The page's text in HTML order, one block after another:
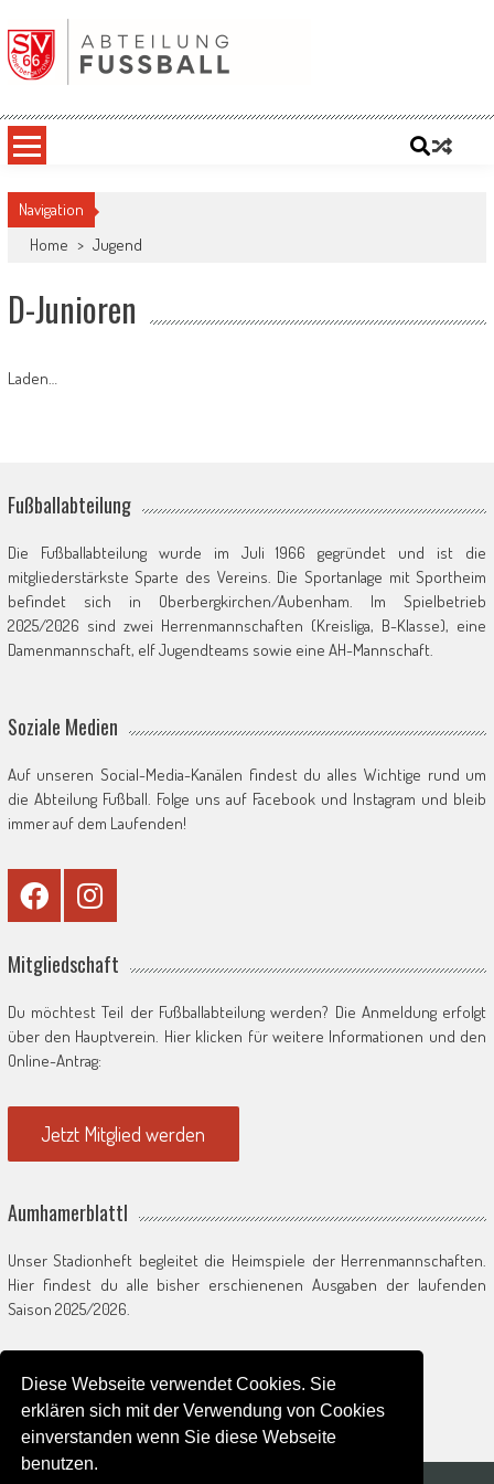
Diese Webseite verwendet Cookies. Sie
erklären sich mit der Verwendung von Cookies
einverstanden wenn Sie diese Webseite
benutzen.
to
content
SV '66 Oberbergkirchen eV | Abteilung
Navigation
Home > Jugend
D-Junioren
Laden…
Fußballabteilung
Die Fußballabteilung wurde im Juli 1966 gegründet und ist die
mitgliederstärkste Sparte des Vereins. Die Sportanlage mit Sportheim
befindet sich in Oberbergkirchen/Aubenham. Im Spielbetrieb
2025/2026 sind zwei Herrenmannschaften (Kreisliga, B-Klasse), eine
Damenmannschaft, elf Jugendteams sowie eine AH-Mannschaft.
Soziale Medien
Auf unseren Social-Media-Kanälen findest du alles Wichtige rund um
die Abteilung Fußball. Folge uns auf Facebook und Instagram und bleib
immer auf dem Laufenden!
Mitgliedschaft
Du möchtest Teil der Fußballabteilung werden? Die Anmeldung erfolgt
über den Hauptverein. Hier klicken für weitere Informationen und den
Online-Antrag:
Jetzt Mitglied werden
Aumhamerblattl
Unser Stadionheft begleitet die Heimspiele der Herrenmannschaften.
Hier findest du alle bisher erschienenen Ausgaben der laufenden
Saison 2025/2026.
Zum Saisonarchiv